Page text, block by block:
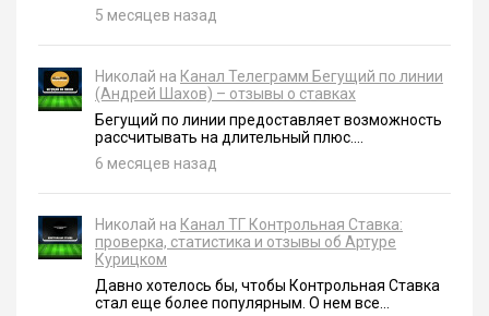
5 месяцев назад
Николай на Канал Телеграмм Бегущий по линии
(Андрей Шахов) – отзывы о ставках
Бегущий по линии предоставляет возможность
рассчитывать на длительный плюс....
6 месяцев назад
Николай на Канал ТГ Контрольная Ставка:
проверка, статистика и отзывы об Артуре
Курицком
Давно хотелось бы, чтобы Контрольная Ставка
стал еще более популярным. О нем все...